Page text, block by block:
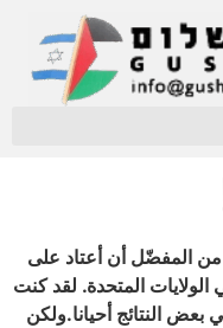
المفضّل أن أعتاد على
المتحدة. لقد كنت
بعض النتائج أحيانا.ولكن